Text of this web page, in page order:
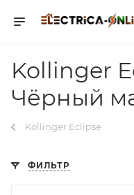
Kollinger
Чёрный
Kollinger Eclipse
ФИЛЬТР